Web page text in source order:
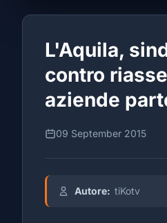
L'Aquila,
contro
aziende
09 September 2015
Autore: tiKotv